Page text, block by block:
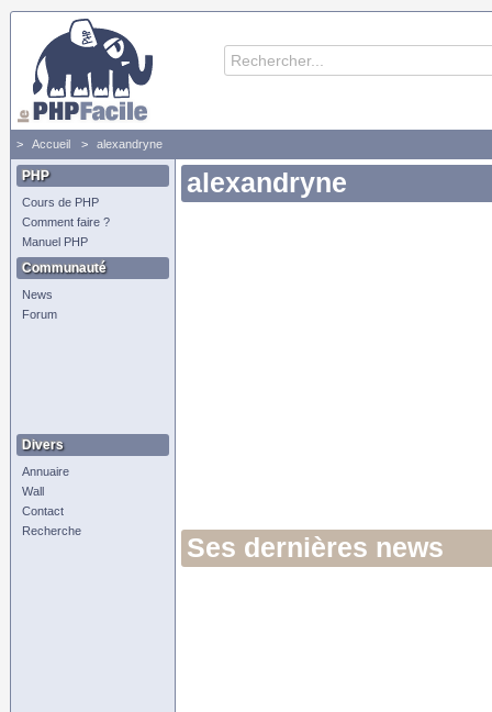
Accueil alexandryne
PHP
Cours de PHP
Comment faire ?
Manuel PHP
Communauté
News
Forum
Divers
Annuaire
Wall
Contact
Recherche
alexandryne
Ses dernières news